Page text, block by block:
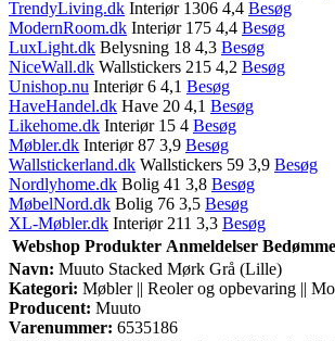
TrendyLiving.dk Interiør 1306 4,4 Besøg
ModernRoom.dk Interiør 175 4,4 Besøg
LuxLight.dk Belysning 18 4,3 Besøg
NiceWall.dk Wallstickers 215 4,2 Besøg
Unishop.nu Interiør 6 4,1 Besøg
HaveHandel.dk Have 20 4,1 Besøg
Likehome.dk Interiør 15 4 Besøg
Møbler.dk Interiør 87 3,9 Besøg
Wallstickerland.dk Wallstickers 59 3,9 Besøg
Nordlyhome.dk Bolig 41 3,8 Besøg
MøbelNord.dk Bolig 76 3,5 Besøg
XL-Møbler.dk Interiør 211 3,3 Besøg
Webshop Produkter Anmeldelser
Navn: Muuto Stacked Mørk Grå (Lille)
Kategori: Møbler || Reoler og opbevaring ||
Producent: Muuto
Varenummer: 6535186